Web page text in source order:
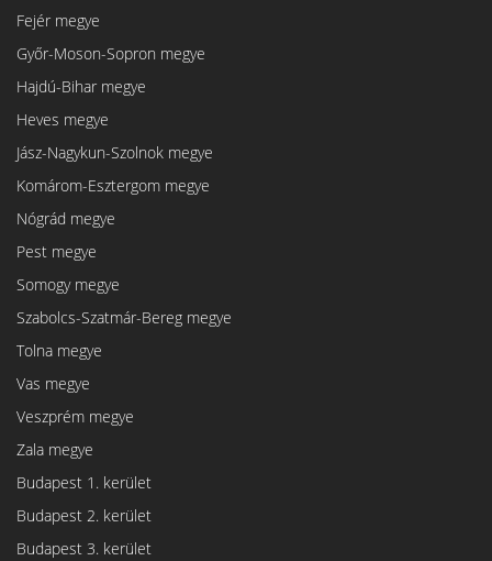
Fejér megye
Győr-Moson-Sopron megye
Hajdú-Bihar megye
Heves megye
Jász-Nagykun-Szolnok megye
Komárom-Esztergom megye
Nógrád megye
Pest megye
Somogy megye
Szabolcs-Szatmár-Bereg megye
Tolna megye
Vas megye
Veszprém megye
Zala megye
Budapest 1. kerület
Budapest 2. kerület
Budapest 3. kerület